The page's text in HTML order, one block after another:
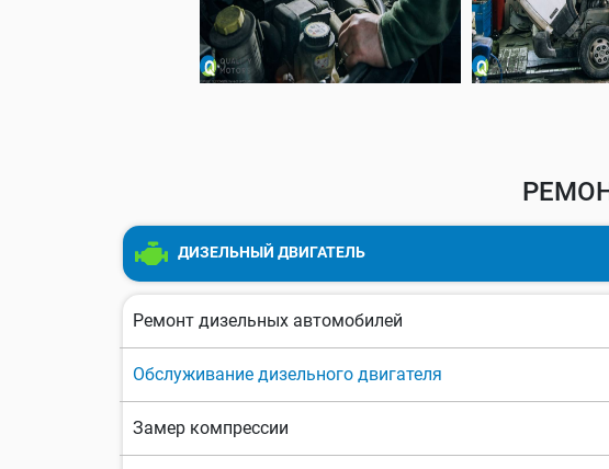
ДИЗЕЛЬНЫЙ ДВИГАТЕЛЬ
Ремонт дизельных автомобилей
Обслуживание дизельного двигателя
Замер компрессии